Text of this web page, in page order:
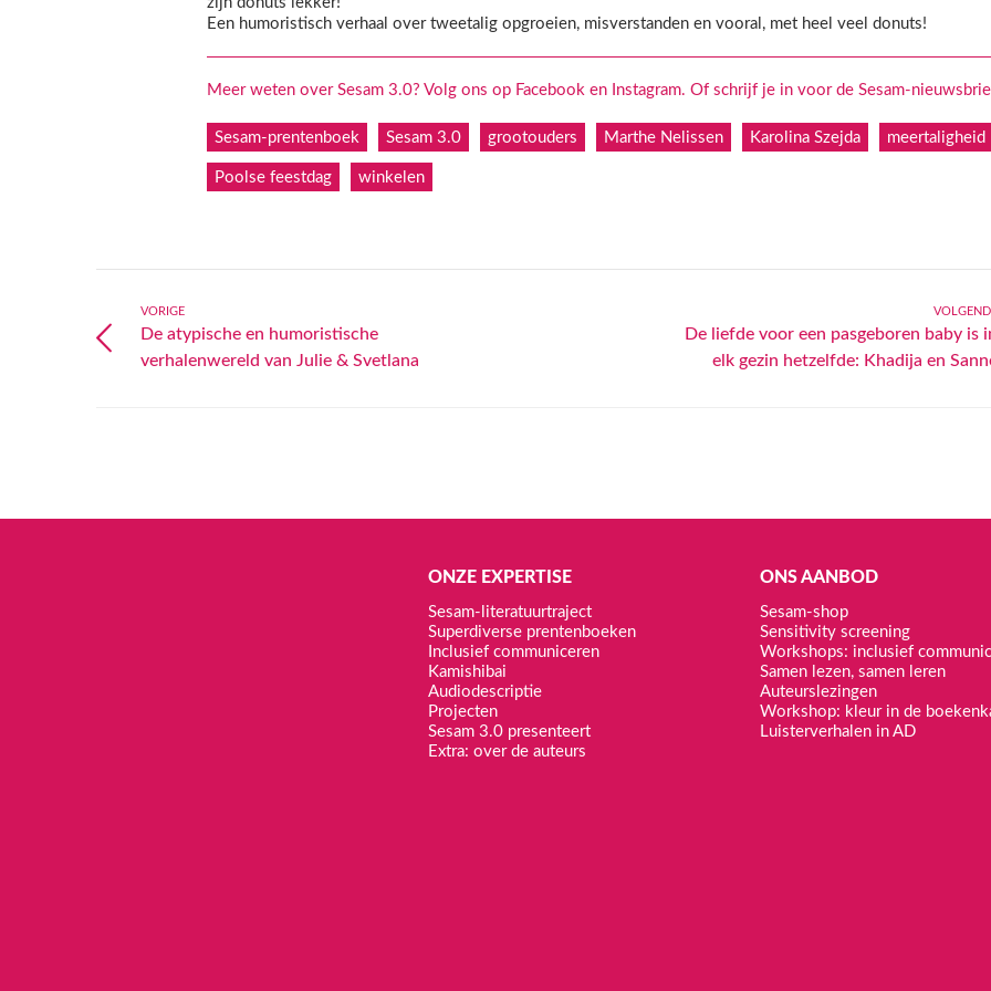
Een humoristisch verhaal over tweetalig opgroeien, misverstanden en vooral, met heel veel donuts!
Meer weten over Sesam 3.0? Volg ons op Facebook en Instagram. Of schrijf je in voor de Sesam-
Sesam-prentenboek Sesam 3.0 grootouders Marthe Nelissen Karolina Szejda meertaligheid
Poolse feestdag winkelen
VORIGE
De atypische en humoristische
verhalenwereld van Julie & Svetlana
De liefde voor een pasgeboren baby is
elk gezin hetzelfde: Khadija en
ONZE EXPERTISE
Sesam-literatuurtraject
Superdiverse prentenboeken
Inclusief communiceren
Kamishibai
Audiodescriptie
Projecten
Sesam 3.0 presenteert
Extra: over de auteurs
ONS AANBOD
Sesam-shop
Sensitivity screening
Workshops: inclusief
Samen lezen, samen leren
Auteurslezingen
Workshop: kleur in de
Luisterverhalen in AD